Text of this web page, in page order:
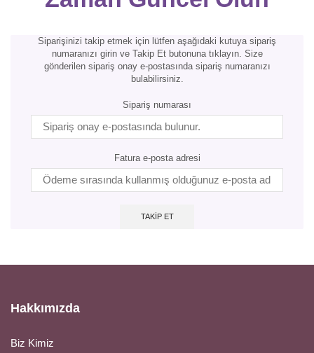
Siparişinizi takip etmek için lütfen aşağıdaki kutuya sipariş
numaranızı girin ve Takip Et butonuna tıklayın. Size
gönderilen sipariş onay e-postasında sipariş numaranızı
bulabilirsiniz.
Sipariş numarası
Fatura e-posta adresi
TAKIP ET
Hakkımızda
Biz Kimiz